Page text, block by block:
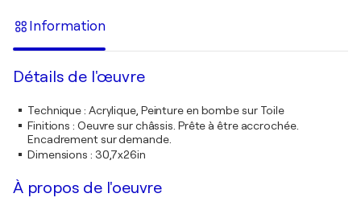
Information
Détails de l'œuvre
Technique: Acrylique, Peinture en bombe sur Toile
Finitions : Oeuvre sur châssis. Prête à être accrochée.
Encadrement sur demande.
Dimensions : 30,7x26in
À propos de l'oeuvre